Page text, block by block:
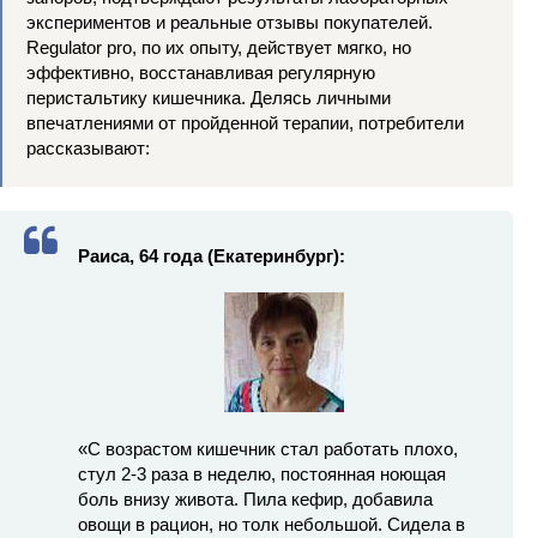
экспериментов и реальные отзывы покупателей.
Regulator pro, по их опыту, действует мягко, но
эффективно, восстанавливая регулярную
перистальтику кишечника. Делясь личными
впечатлениями от пройденной терапии, потребители
рассказывают:
Раиса, 64 года (Екатеринбург):
«С возрастом кишечник стал работать плохо,
стул 2-3 раза в неделю, постоянная ноющая
боль внизу живота. Пила кефир, добавила
овощи в рацион, но толк небольшой. Сидела в